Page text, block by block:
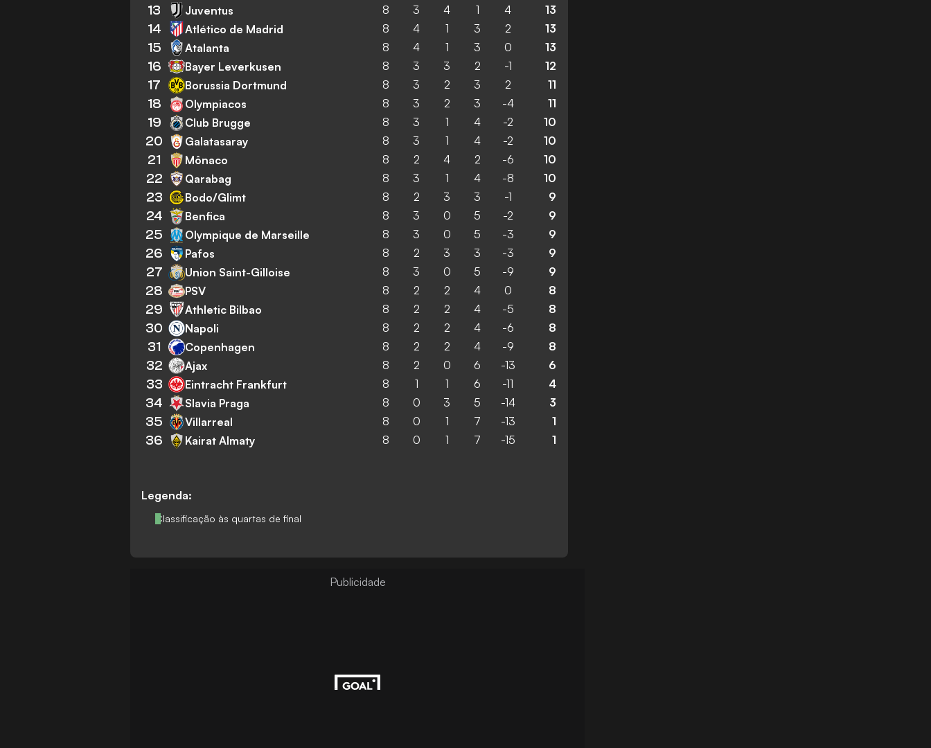
Legenda:
Classificação às quartas de final
13 Juventus 8 3 4 1 4 13
14 Atlético de Madrid 8 4 1 3 2 13
15 Atalanta 8 4 1 3 0 13
16 Bayer Leverkusen 8 3 3 2 -1 12
17 Borussia Dortmund 8 3 2 3 2 11
18 Olympiacos 8 3 2 3 -4 11
19 Club Brugge 8 3 1 4 -2 10
20 Galatasaray 8 3 1 4 -2 10
21 Mônaco 8 2 4 2 -6 10
22 Qarabag 8 3 1 4 -8 10
23 Bodo/Glimt 8 2 3 3 -1 9
24 Benfica 8 3 0 5 -2 9
25 Olympique de Marseille 8 3 0 5 -3 9
26 Pafos 8 2 3 3 -3 9
27 Union Saint-Gilloise 8 3 0 5 -9 9
28 PSV 8 2 2 4 0 8
29 Athletic Bilbao 8 2 2 4 -5 8
30 Napoli 8 2 2 4 -6 8
31 Copenhagen 8 2 2 4 -9 8
32 Ajax 8 2 0 6 -13 6
33 Eintracht Frankfurt 8 1 1 6 -11 4
34 Slavia Praga 8 0 3 5 -14 3
35 Villarreal 8 0 1 7 -13 1
36 Kairat Almaty 8 0 1 7 -15 1